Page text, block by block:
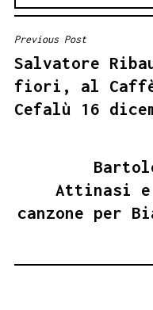
NAVIGAZIONE
ARTICOLI
Previous Post
Salvatore
fiori, al
Cefalù 16
Attinasi e
canzone per